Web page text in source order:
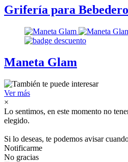
Grifería para Bebedero
Maneta Glam
Ver más
×
Lo sentimos, en este momento no
elegido.
Si lo deseas, te podemos avisar
Notificarme
No gracias